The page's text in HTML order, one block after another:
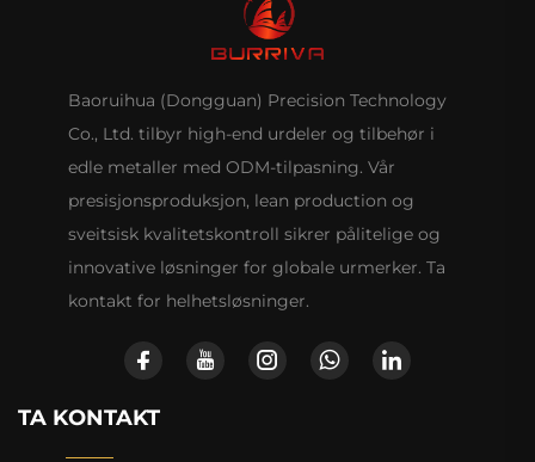
Baoruihua (Dongguan) Precision Technology
Co., Ltd. tilbyr high-end urdeler og tilbehør i
edle metaller med ODM-tilpasning. Vår
presisjonsproduksjon, lean production og
sveitsisk kvalitetskontroll sikrer pålitelige og
innovative løsninger for globale urmerker. Ta
kontakt for helhetsløsninger.
TA KONTAKT